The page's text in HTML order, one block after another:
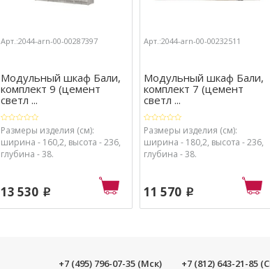
Арт.:2044-arn-00-00287397
Модульный шкаф Бали,
комплект 9 (цемент
светл ...
Размеры изделия (см):
ширина - 160,2, высота - 236,
глубина - 38.
13 530 p
Арт.:2044-arn-00-00232511
Модульный шкаф Бали,
комплект 7 (цемент
светл ...
Размеры изделия (см):
ширина - 180,2, высота - 236,
глубина - 38.
11 570 p
+7 (495) 796-07-35 (Мск) +7 (812) 643-21-85